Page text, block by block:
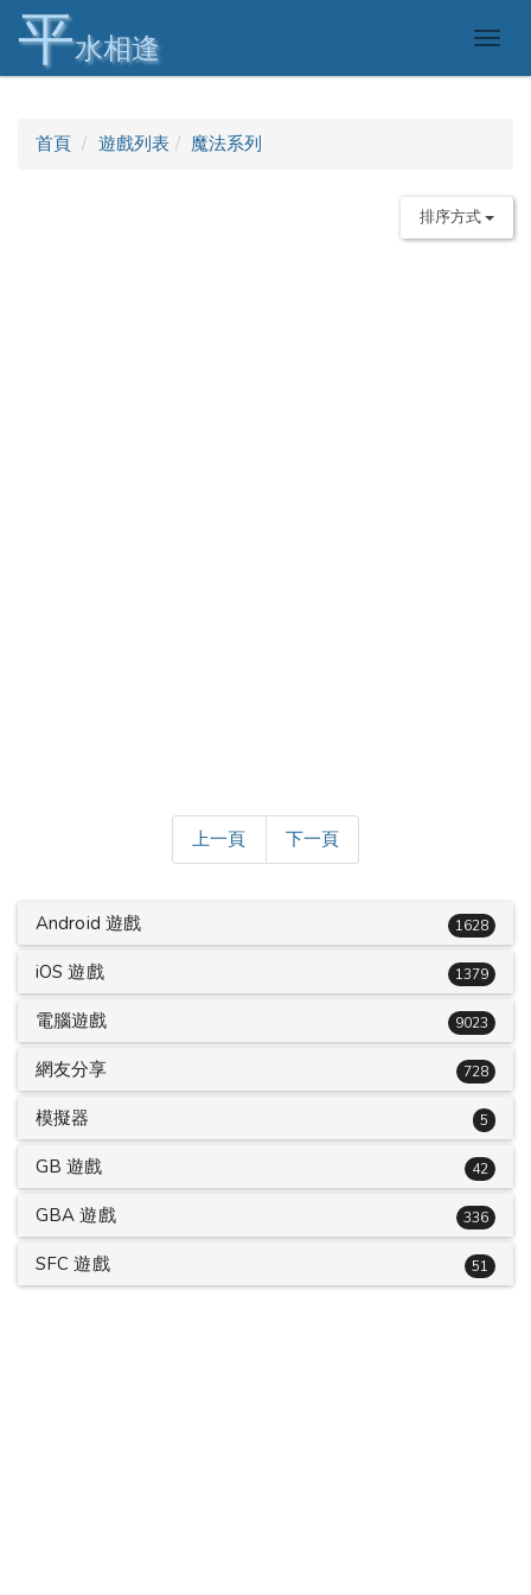
平水相逢
首頁 遊戲列表 魔法系列
排序方式
上一頁 下一頁
Android 遊戲 1628
iOS 遊戲 1379
電腦遊戲 9023
網友分享 728
模擬器 5
GB 遊戲 42
GBA 遊戲 336
SFC 遊戲 51